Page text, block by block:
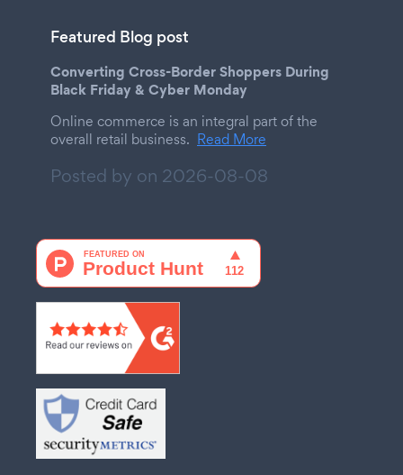
Featured Blog post
Converting Cross-Border Shoppers During
Black Friday & Cyber Monday
Online commerce is an integral part of the
overall retail business. Read More
Posted by on 2026-08-08